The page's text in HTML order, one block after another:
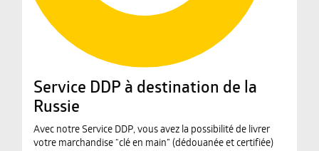
Service DDP à destination de la
Russie
Avec notre Service DDP, vous avez la possibilité de livrer
votre marchandise “clé en main” (dédouanée et certifiée)